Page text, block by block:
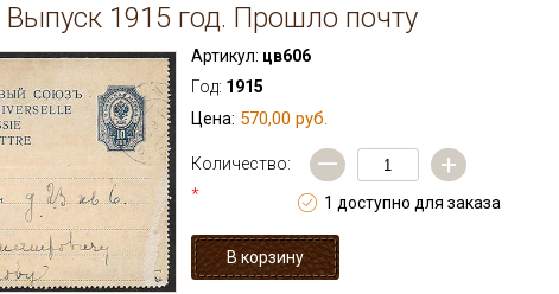
1915 год. Прошло почту
Артикул: цв606
Год: 1915
Цена: 570,00 руб.
Количество:
*
— +
1 доступно для заказа